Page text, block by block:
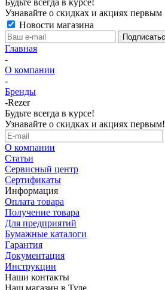
Узнавайте о скидках и акциях первым
Новости магазина
Главная
-
О компании
-
Бренды
-Rezer
Будьте всегда в курсе!
Узнавайте о скидках и акциях первым!
О компании
Статьи
Сервисный центр
Сертификаты
Информация
Оплата товара
Получение товара
Для предприятий
Бумажные каталоги
Гарантия
Документация
Инструкции
Наши контакты
Наш магазин в Туле